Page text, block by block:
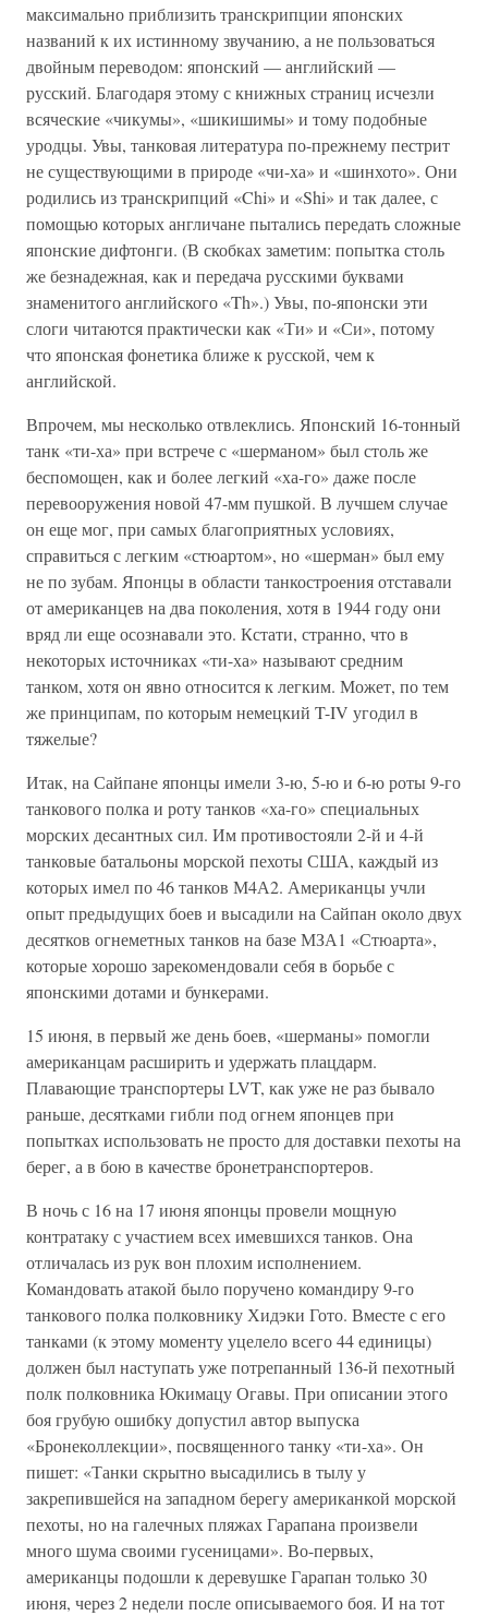
максимально приблизить транскрипции японских
названий к их истинному звучанию, а не пользоваться
двойным переводом: японский — английский —
русский. Благодаря этому с книжных страниц исчезли
всяческие «чикумы», «шикишимы» и тому подобные
уродцы. Увы, танковая литература по-прежнему пестрит
не существующими в природе «чи-ха» и «шинхото». Они
родились из транскрипций «Chi» и «Shi» и так далее, с
помощью которых англичане пытались передать сложные
японские дифтонги. (В скобках заметим: попытка столь
же безнадежная, как и передача русскими буквами
знаменитого английского «Th».) Увы, по-японски эти
слоги читаются практически как «Ти» и «Си», потому
что японская фонетика ближе к русской, чем к
английской.
Впрочем, мы несколько отвлеклись. Японский 16-тонный
танк «ти-ха» при встрече с «шерманом» был столь же
беспомощен, как и более легкий «ха-го» даже после
перевооружения новой 47-мм пушкой. В лучшем случае
он еще мог, при самых благоприятных условиях,
справиться с легким «стюартом», но «шерман» был ему
не по зубам. Японцы в области танкостроения отставали
от американцев на два поколения, хотя в 1944 году они
вряд ли еще осознавали это. Кстати, странно, что в
некоторых источниках «ти-ха» называют средним
танком, хотя он явно относится к легким. Может, по тем
же принципам, по которым немецкий T-IV угодил в
тяжелые?
Итак, на Сайпане японцы имели 3-ю, 5-ю и 6-ю роты 9-го
танкового полка и роту танков «ха-го» специальных
морских десантных сил. Им противостояли 2-й и 4-й
танковые батальоны морской пехоты США, каждый из
которых имел по 46 танков М4А2. Американцы учли
опыт предыдущих боев и высадили на Сайпан около двух
десятков огнеметных танков на базе МЗА1 «Стюарта»,
которые хорошо зарекомендовали себя в борьбе с
японскими дотами и бункерами.
15 июня, в первый же день боев, «шерманы» помогли
американцам расширить и удержать плацдарм.
Плавающие транспортеры LVT, как уже не раз бывало
раньше, десятками гибли под огнем японцев при
попытках использовать не просто для доставки пехоты на
берег, а в бою в качестве бронетранспортеров.
В ночь с 16 на 17 июня японцы провели мощную
контратаку с участием всех имевшихся танков. Она
отличалась из рук вон плохим исполнением.
Командовать атакой было поручено командиру 9-го
танкового полка полковнику Хидэки Гото. Вместе с его
танками (к этому моменту уцелело всего 44 единицы)
должен был наступать уже потрепанный 136-й пехотный
полк полковника Юкимацу Огавы. При описании этого
боя грубую ошибку допустил автор выпуска
«Бронеколлекции», посвященного танку «ти-ха». Он
пишет: «Танки скрытно высадились в тылу у
закрепившейся на западном берегу американкой морской
пехоты, но на галечных пляжах Гарапана произвели
много шума своими гусеницами». Во-первых,
американцы подошли к деревушке Гарапан только 30
июня, через 2 недели после описываемого боя. И на тот